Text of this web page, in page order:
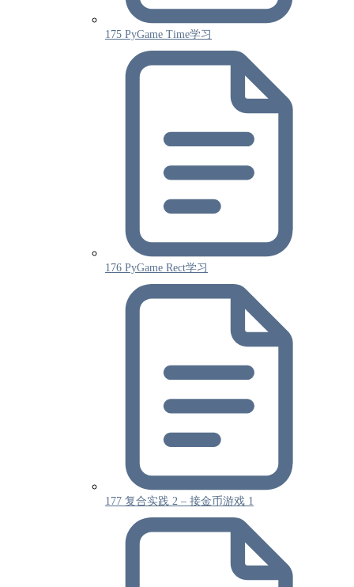
175 PyGame Time学习
176 PyGame Rect学习
177 复合实践 2 – 接金币游戏 1